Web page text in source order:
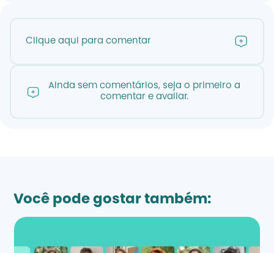
Clique aqui para comentar
Ainda sem comentários, seja o primeiro a
comentar e avaliar.
Você pode gostar também: